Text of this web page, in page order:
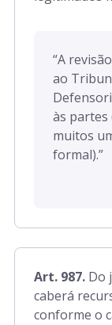
“A
ao
às partes
muitos
formal).”
Art. 987. Do
caberá
conforme o